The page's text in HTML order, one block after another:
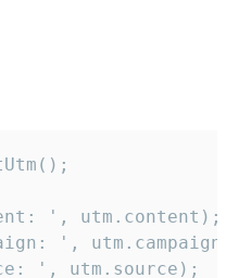
', utm.content);
',
', utm.source);